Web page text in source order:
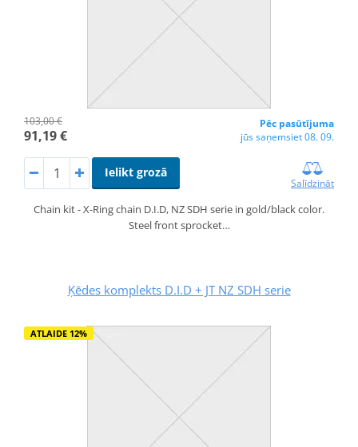
103,00 €
91,19 €
Pēc pasūtījuma
jūs saņemsiet 08. 09.
Ielikt grozā
Salīdzināt
Chain kit - X-Ring chain D.I.D, NZ SDH serie in gold/black color.
Steel front sprocket…
Ķēdes komplekts D.I.D + JT NZ SDH serie
ATLAIDE 12%